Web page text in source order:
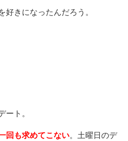
好きになったんだろう。
ート。
回も求めてこない 。土曜日のデ